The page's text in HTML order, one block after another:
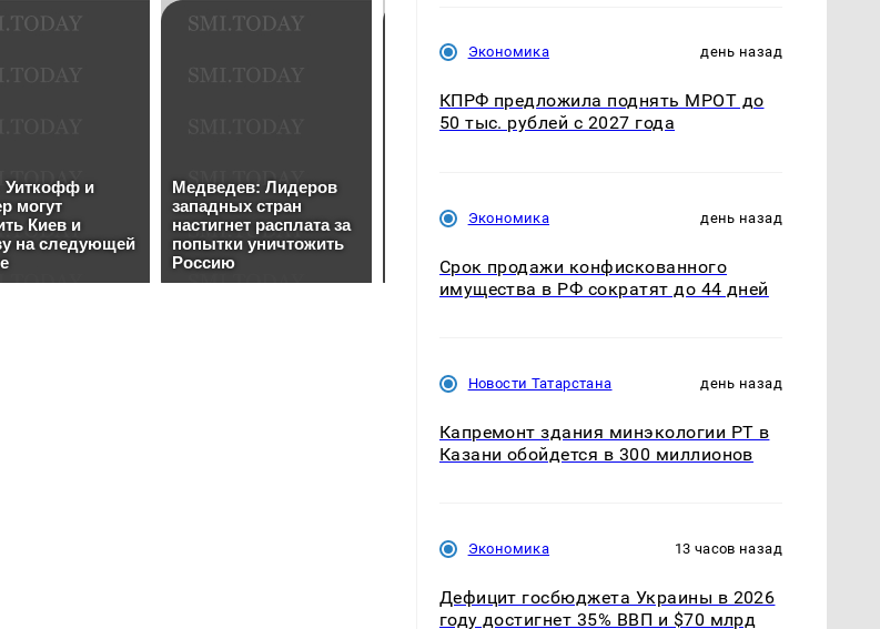
Экономика день назад
КПРФ предложила поднять МРОТ до
50 тыс. рублей с 2027 года
Экономика день назад
Срок продажи конфискованного
имущества в РФ сократят до 44 дней
Новости Татарстана день назад
Капремонт здания минэкологии РТ в
Казани обойдется в 300 миллионов
Экономика 13 часов назад
Дефицит госбюджета Украины в 2026
году достигнет 35% ВВП и $70 млрд